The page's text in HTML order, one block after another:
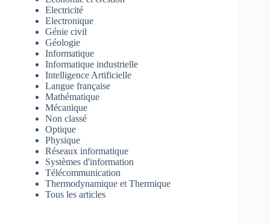
Electricité
Electronique
Génie civil
Géologie
Informatique
Informatique industrielle
Intelligence Artificielle
Langue française
Mathématique
Mécanique
Non classé
Optique
Physique
Réseaux informatique
Systèmes d'information
Télécommunication
Thermodynamique et Thermique
Tous les articles